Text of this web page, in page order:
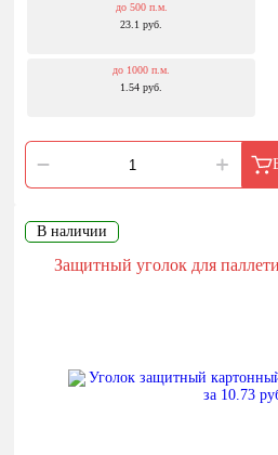
до 500 п.м.
23.1 руб.
до 1000 п.м.
1.54 руб.
В наличии
Защитный уголок для